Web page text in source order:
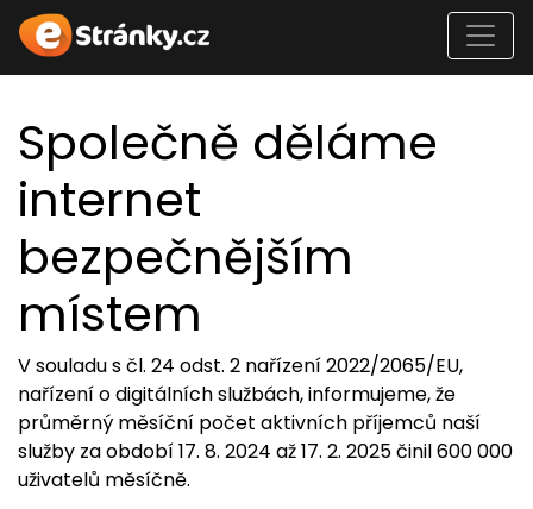
Společně děláme
internet
bezpečnějším
místem
V souladu s čl. 24 odst. 2 nařízení 2022/2065/EU,
nařízení o digitálních službách, informujeme, že
průměrný měsíční počet aktivních příjemců naší
služby za období 17. 8. 2024 až 17. 2. 2025 činil 600 000
uživatelů měsíčně.